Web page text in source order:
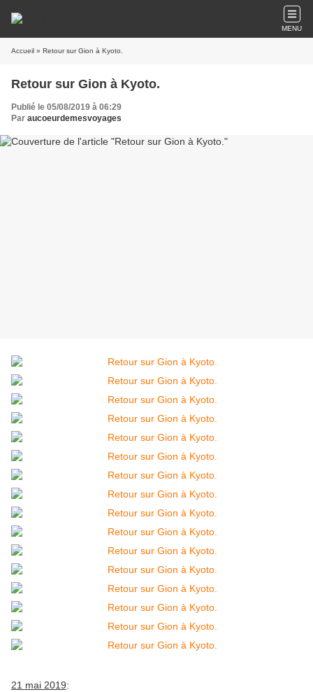
MENU
Accueil » Retour sur Gion à Kyoto.
Retour sur Gion à Kyoto.
Publié le 05/08/2019 à 06:29
Par aucoeurdemesvoyages
21 mai 2019: